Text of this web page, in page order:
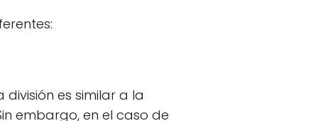
división es similar a la
embargo, en el caso de